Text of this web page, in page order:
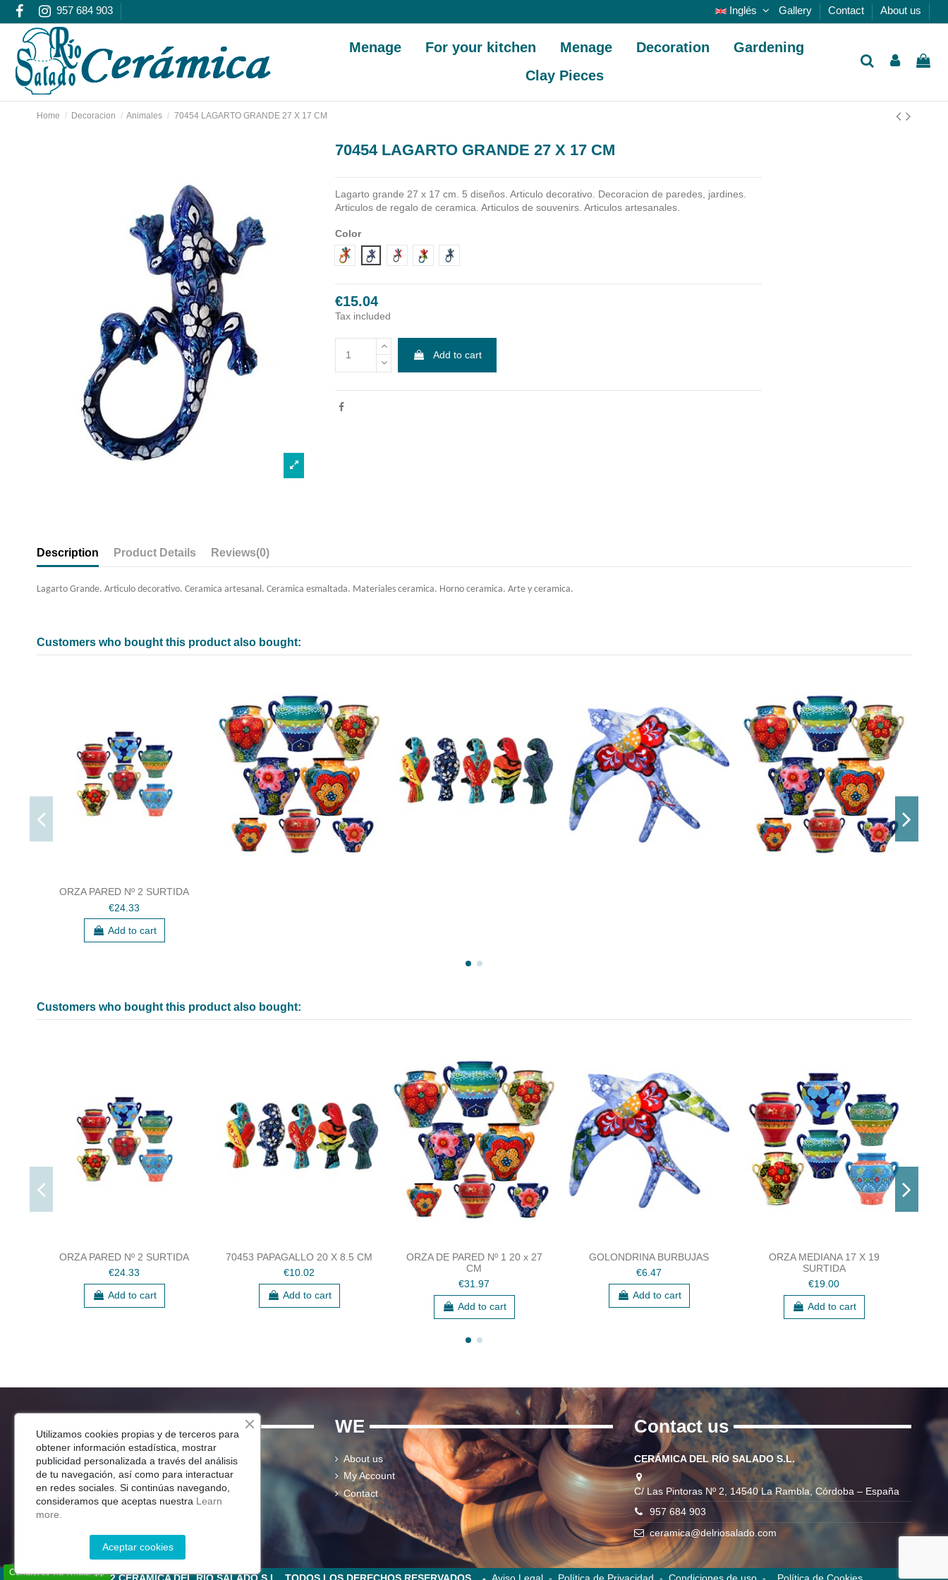
957 684 903 Inglés Gallery Contact About us
Menage For your kitchen Menage Decoration
Gardening
Clay Pieces
Home Decoracion Animales 70454 LAGARTO GRANDE 27 X 17 CM
70454 LAGARTO GRANDE 27 X 17 CM
Lagarto grande 27 x 17 cm. 5 diseños. Articulo decorativo. Decoracion de paredes, jardines.
Articulos de regalo de ceramica. Articulos de souvenirs. Articulos artesanales.
Color
Diseño 1Diseño 2Diseño 3Diseño 4Diseño 5
€15.04
Tax included
Add to cart
Description Product Details Reviews(0)
Lagarto Grande. Articulo decorativo. Ceramica artesanal. Ceramica esmaltada. Materiales ceramica. Horno ceramica. Arte y ceramica.
Customers who bought this product also bought:
ORZA PARED Nº 2 SURTIDA
€24.33
Add to cart
Customers who bought this product also bought:
ORZA PARED Nº 2 SURTIDA
€24.33
Add to cart
70453 PAPAGALLO 20 X 8.5 CM
€10.02
Add to cart
ORZA DE PARED Nº 1 20 x 27
CM
€31.97
Add to cart
GOLONDRINA BURBUJAS
€6.47
Add to cart
ORZA MEDIANA 17 X 19
SURTIDA
€19.00
Add to cart
SHOP
Menaje Mesa
Para Tu Cocina
Decoracion
Jardín
WE
About us
My Account
Contact
Contact us
CERÁMICA DEL RÍO SALADO S.L.
C/ Las Pintoras Nº 2, 14540 La Rambla, Córdoba – España
957 684 903
ceramica@delriosalado.com
Contact us via WhatsApp©2022 CERÁMICA DEL RÍO SALADO S.L . TODOS LOS DERECHOS RESERVADOS - Aviso Legal- Política de Privacidad - Condiciones de uso- Política de Cookies
Utilizamos cookies propias y de terceros para
obtener información estadística, mostrar
publicidad personalizada a través del análisis
de tu navegación, así como para interactuar
en redes sociales. Si continúas navegando,
consideramos que aceptas nuestra Learn
more.
Aceptar cookies